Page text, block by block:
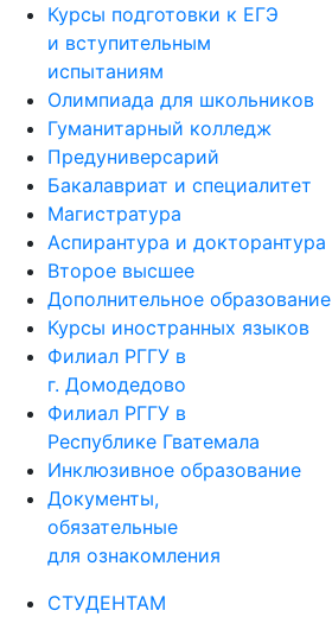
Курсы подготовки к ЕГЭ
и вступительным
испытаниям
Олимпиада для школьников
Гуманитарный колледж
Предуниверсарий
Бакалавриат и специалитет
Магистратура
Аспирантура и докторантура
Второе высшее
Дополнительное образование
Курсы иностранных языков
Филиал РГГУ в
г. Домодедово
Филиал РГГУ в
Республике Гватемала
Инклюзивное образование
Документы,
обязательные
для ознакомления
СТУДЕНТАМ